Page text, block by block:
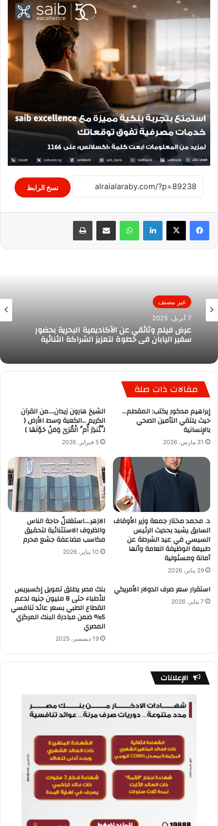
نسخ الرابط
لينكدإن واتساب مشاركة عبر البريد طباعة
غير مصنف
7 أبريل، 2025
عرض فيلم وثائقي عن الأكاديمية البحرية بحضور
سفير اليابان في خطوة لتعزيز الشراكة الثنائية
مقالات ذات صلة
إبراهيم مدكور يكتب: المقطم…
حيث يلتقي التأمين الصحي
بالإنسانية
31 مارس، 2026
الشيخ هارون زيدان….من القرآن
الكريم …الكعبة وسط الأرض (
لِّتُنذِرَ أُمَّ الْقُرَىٰ وَمَنْ حَوْلَهَا )
5 فبراير، 2026
د. محمد مختار جمعة وزير الأوقاف
السابق يشيد بحديث الرئيس
السيسي في عيد الشرطة عن
طبيعة الوظيفة العامة وأنها
أمانة ومسئولية
29 يناير، 2026
الازهر….استغلالُ حاجة الناس
والظروف الاستثنائية لتحقيق
مكاسب مضاعفة جشع محرم
10 يناير، 2026
استقرار سعر صرف الدولار الأمريكي
7 يناير، 2026
بنك مصر يطلق تمويل إكسبريس
للأطباء حتى 8 مليون جنيه لدعم
القطاع الطبي بسعر عائد تنافسي
5% ضمن مبادرة البنك المركزي
المصري
19 ديسمبر، 2025
الإعلانات